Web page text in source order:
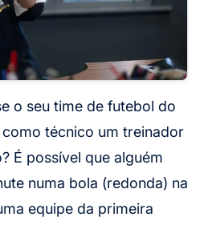
o seu time de futebol do
técnico um treinador
É possível que alguém
numa bola (redonda) na
equipe da primeira